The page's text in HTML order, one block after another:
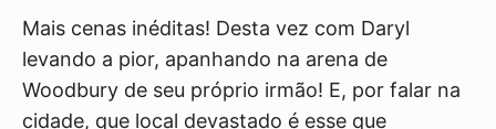
Mais cenas inéditas! Desta vez com Daryl
levando a pior, apanhando na arena de
Woodbury de seu próprio irmão! E, por falar na
cidade, que local devastado é esse que